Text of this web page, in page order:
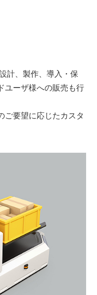
計、製作、導入・保
ユーザ様への販売も行
ご要望に応じたカスタ